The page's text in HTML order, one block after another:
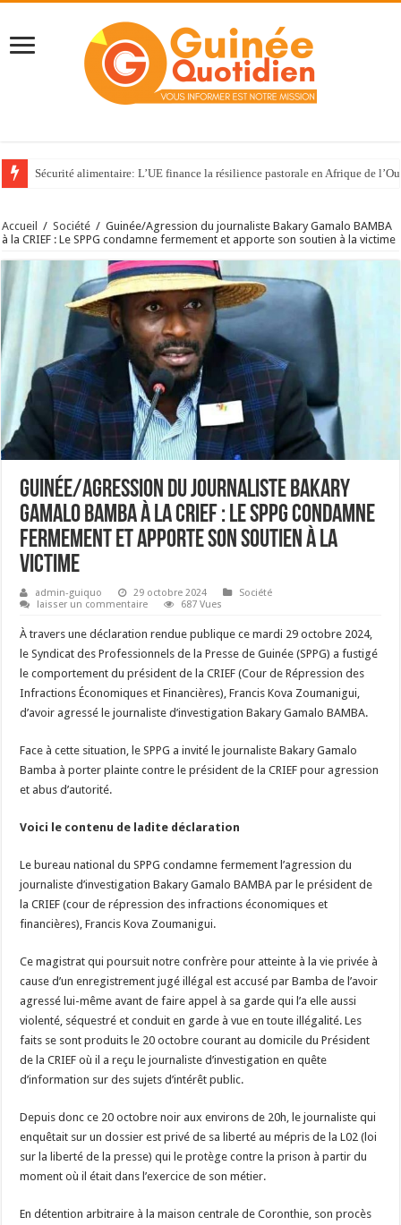
Sécurité alimentaire: L’UE finance la résilience pastorale en Afrique de
Accueil / Société / Guinée/Agression du journaliste Bakary Gamalo BAMBA
à la CRIEF : Le SPPG condamne fermement et apporte son soutien à la victime
Guinée/Agression du journaliste Bakary
Gamalo BAMBA à la CRIEF : Le SPPG condamne
fermement et apporte son soutien à la
victime
admin-guiquo 29 octobre 2024
Société
laisser un commentaire
687 Vues
À travers une déclaration rendue publique ce mardi 29 octobre 2024,
le Syndicat des Professionnels de la Presse de Guinée (SPPG) a fustigé
le comportement du président de la CRIEF (Cour de Répression des
Infractions Économiques et Financières), Francis Kova Zoumanigui,
d’avoir agressé le journaliste d’investigation Bakary Gamalo BAMBA.
Face à cette situation, le SPPG a invité le journaliste Bakary Gamalo
Bamba à porter plainte contre le président de la CRIEF pour agression
et abus d’autorité.
Voici le contenu de ladite déclaration
Le bureau national du SPPG condamne fermement l’agression du
journaliste d’investigation Bakary Gamalo BAMBA par le président de
la CRIEF (cour de répression des infractions économiques et
financières), Francis Kova Zoumanigui.
Ce magistrat qui poursuit notre confrère pour atteinte à la vie privée à
cause d’un enregistrement jugé illégal est accusé par Bamba de l’avoir
agressé lui-même avant de faire appel à sa garde qui l’a elle aussi
violenté, séquestré et conduit en garde à vue en toute illégalité. Les
faits se sont produits le 20 octobre courant au domicile du Président
de la CRIEF où il a reçu le journaliste d’investigation en quête
d’information sur des sujets d’intérêt public.
Depuis donc ce 20 octobre noir aux environs de 20h, le journaliste qui
enquêtait sur un dossier est privé de sa liberté au mépris de la L02 (loi
sur la liberté de la presse) qui le protège contre la prison à partir du
moment où il était dans l’exercice de son métier.
En détention arbitraire à la maison centrale de Coronthie, son procès